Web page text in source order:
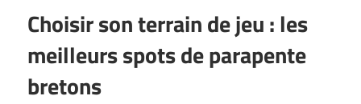
Choisir son terrain de jeu : les
meilleurs spots de parapente
bretons